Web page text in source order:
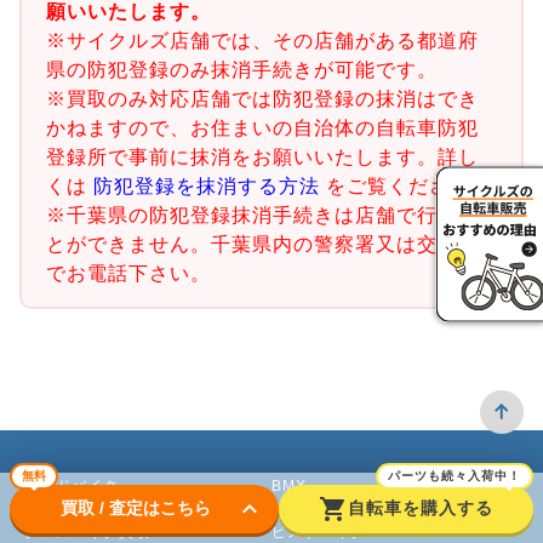
願いいたします。
※サイクルズ店舗では、その店舗がある都道府
県の防犯登録のみ抹消手続きが可能です。
※買取のみ対応店舗では防犯登録の抹消はでき
かねますので、お住まいの自治体の自転車防犯
登録所で事前に抹消をお願いいたします。詳し
くは 防犯登録を抹消する方法 をご覧ください。
※千葉県の防犯登録抹消手続きは店舗で行うこ
とができません。千葉県内の警察署又は交番ま
でお電話下さい。
無料
買取 / 査定はこちら keyboard_arrow_down shopping_cart
パーツも続々入荷中！
自転車を購入する
ロードバイク
クロスバイク買取
BMX
ピストバイク